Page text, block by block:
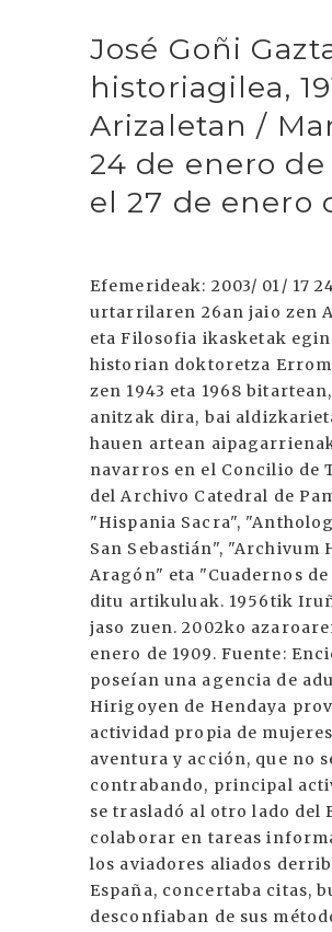
José Goñi
historiagilea,
Arizaletan /
24 de enero
el 27 de enero
Efemerideak: 2003/ 01/ 17
urtarrilaren 26an jaio zen
eta Filosofia ikasketak
historian doktoretza
zen 1943 eta 1968
anitzak dira, bai
hauen artean
navarros en el Concilio de
del Archivo Catedral de
"Hispania Sacra",
San Sebastián", "Archivum
Aragón" eta "Cuadernos
ditu artikuluak. 1956tik
jaso zuen. 2002ko
enero de 1909. Fuente:
poseían una agencia de
Hirigoyen de Hendaya
actividad propia de
aventura y acción, que no
contrabando, principal
se trasladó al otro lado del
colaborar en tareas
los aviadores aliados
España, concertaba citas,
desconfiaban de sus